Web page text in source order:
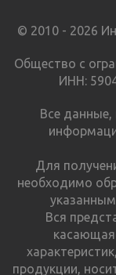
© 2010 - 2026
Общество с
ИНН:
Все данные,
Для
необходимо
Вся
продукции,